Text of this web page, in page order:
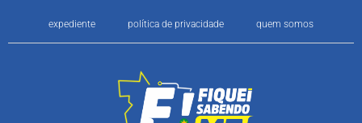
expediente política de privacidade quem somos